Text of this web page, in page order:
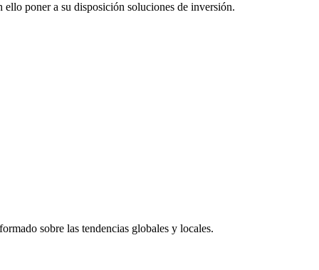
poner a su disposición soluciones de inversión.
sobre las tendencias globales y locales.